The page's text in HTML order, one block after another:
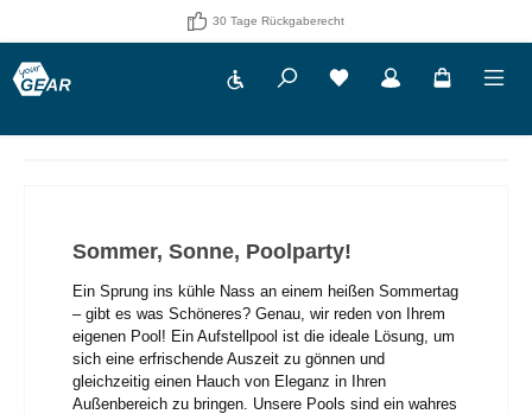
30 Tage Rückgaberecht
Werkzeugleiste anzeigenDu hast 0 Produkte auf
Sommer, Sonne, Poolparty!
Ein Sprung ins kühle Nass an einem heißen Sommertag
– gibt es was Schöneres? Genau, wir reden von Ihrem
eigenen Pool! Ein Aufstellpool ist die ideale Lösung, um
sich eine erfrischende Auszeit zu gönnen und
gleichzeitig einen Hauch von Eleganz in Ihren
Außenbereich zu bringen. Unsere Pools sind ein wahres